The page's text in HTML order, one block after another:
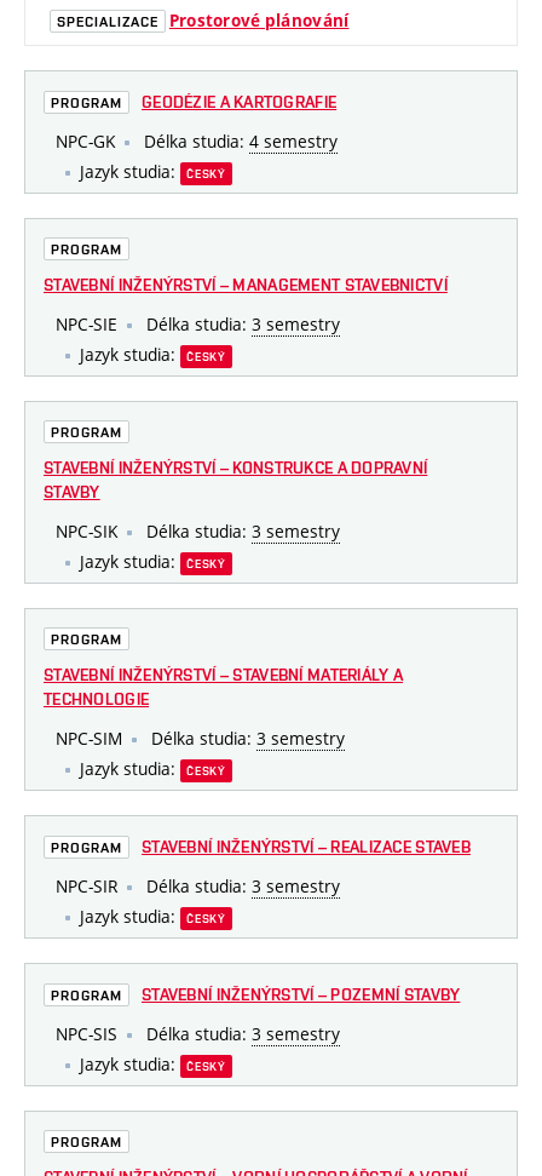
SPECIALIZACE Prostorové plánování
PROGRAM GEODÉZIE A KARTOGRAFIE
NPC-GK Délka studia: 4 semestry
Jazyk studia:
ČESKÝ
PROGRAM
STAVEBNÍ INŽENÝRSTVÍ – MANAGEMENT STAVEBNICTVÍ
NPC-SIE Délka studia: 3 semestry
Jazyk studia:
ČESKÝ
PROGRAM
STAVEBNÍ INŽENÝRSTVÍ – KONSTRUKCE A DOPRAVNÍ
STAVBY
NPC-SIK Délka studia: 3 semestry
Jazyk studia:
ČESKÝ
PROGRAM
STAVEBNÍ INŽENÝRSTVÍ – STAVEBNÍ MATERIÁLY A
TECHNOLOGIE
NPC-SIM Délka studia: 3 semestry
Jazyk studia:
ČESKÝ
PROGRAM STAVEBNÍ INŽENÝRSTVÍ – REALIZACE STAVEB
NPC-SIR Délka studia: 3 semestry
Jazyk studia:
ČESKÝ
PROGRAM STAVEBNÍ INŽENÝRSTVÍ – POZEMNÍ STAVBY
NPC-SIS Délka studia: 3 semestry
Jazyk studia:
ČESKÝ
PROGRAM